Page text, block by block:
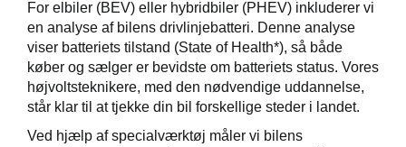
For elbiler (BEV) eller hybridbiler (PHEV) inkluderer vi
en analyse af bilens drivlinjebatteri. Denne analyse
viser batteriets tilstand (State of Health*), så både
køber og sælger er bevidste om batteriets status. Vores
højvoltsteknikere, med den nødvendige uddannelse,
står klar til at tjekke din bil forskellige steder i landet.
Ved hjælp af specialværktøj måler vi bilens